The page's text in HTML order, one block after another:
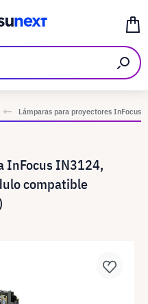
Lámparas para proyectores InFocus
InFocus IN3124,
compatible